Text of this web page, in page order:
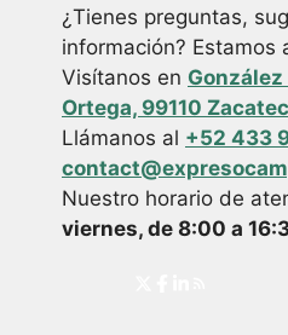
¿Tienes preguntas,
información? Estamos
Visítanos en González
Ortega, 99110
Llámanos al +52 433
Nuestro horario de
viernes, de 8:00 a